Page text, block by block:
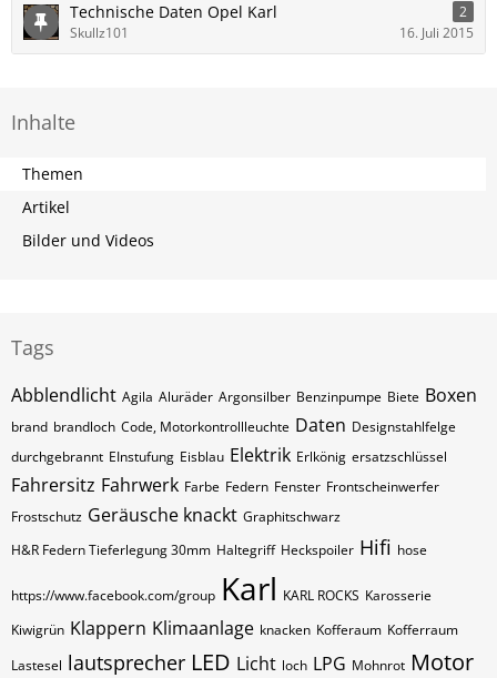
Technische Daten Opel Karl
2
Skullz101
16. Juli 2015
Inhalte
Themen
Artikel
Bilder und Videos
Tags
Abblendlicht Agila Aluräder Argonsilber Benzinpumpe Biete Boxen
brand brandloch Code, Motorkontrollleuchte Daten Designstahlfelge
durchgebrannt EInstufung Eisblau Elektrik Erlkönig ersatzschlüssel
Fahrersitz Fahrwerk Farbe Federn Fenster Frontscheinwerfer
Frostschutz Geräusche knackt Graphitschwarz
H&R Federn Tieferlegung 30mm Haltegriff Heckspoiler Hifi hose
https://www.facebook.com/group Karl KARL ROCKS Karosserie
Kiwigrün Klappern Klimaanlage knacken Kofferaum Kofferraum
Lastesel lautsprecher LED Licht loch LPG Mohnrot Motor